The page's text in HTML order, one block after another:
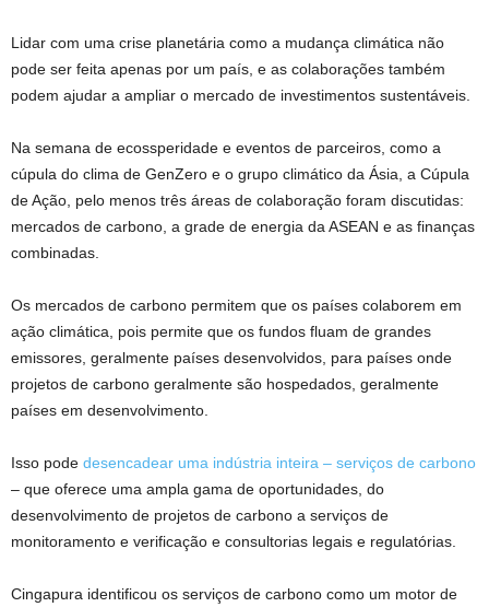
Lidar com uma crise planetária como a mudança climática não
pode ser feita apenas por um país, e as colaborações também
podem ajudar a ampliar o mercado de investimentos sustentáveis.
Na semana de ecossperidade e eventos de parceiros, como a
cúpula do clima de GenZero e o grupo climático da Ásia, a Cúpula
de Ação, pelo menos três áreas de colaboração foram discutidas:
mercados de carbono, a grade de energia da ASEAN e as finanças
combinadas.
Os mercados de carbono permitem que os países colaborem em
ação climática, pois permite que os fundos fluam de grandes
emissores, geralmente países desenvolvidos, para países onde
projetos de carbono geralmente são hospedados, geralmente
países em desenvolvimento.
Isso pode desencadear uma indústria inteira – serviços de carbono
– que oferece uma ampla gama de oportunidades, do
desenvolvimento de projetos de carbono a serviços de
monitoramento e verificação e consultorias legais e regulatórias.
Cingapura identificou os serviços de carbono como um motor de